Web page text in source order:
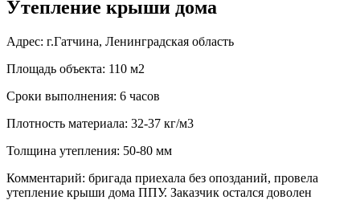
Утепление крыши дома
Адрес: г.Гатчина, Ленинградская область
Площадь объекта: 110 м2
Сроки выполнения: 6 часов
Плотность материала: 32-37 кг/м3
Толщина утепления: 50-80 мм
Комментарий: бригада приехала без опозданий, провела
утепление крыши дома ППУ. Заказчик остался доволен